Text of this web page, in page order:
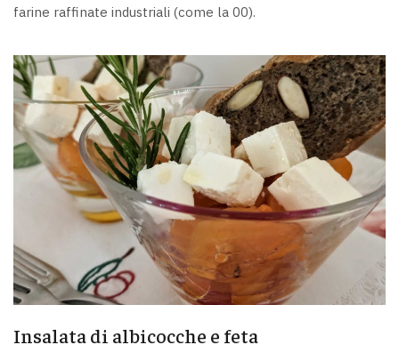
farine raffinate industriali (come la 00).
Insalata di albicocche e feta